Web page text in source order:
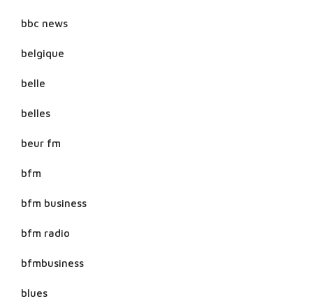
bbc news
belgique
belle
belles
beur fm
bfm
bfm business
bfm radio
bfmbusiness
blues